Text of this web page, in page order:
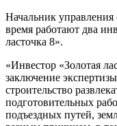
Начальник
время работают два
ласточка 8».
«Инвестор «Золотая
заключение
строительство
подготовительных
подъездных путей,